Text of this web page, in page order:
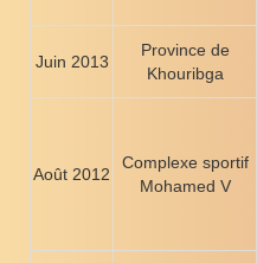
Juin 2013
Province de
Khouribga
Août 2012
Complexe sportif
Mohamed V